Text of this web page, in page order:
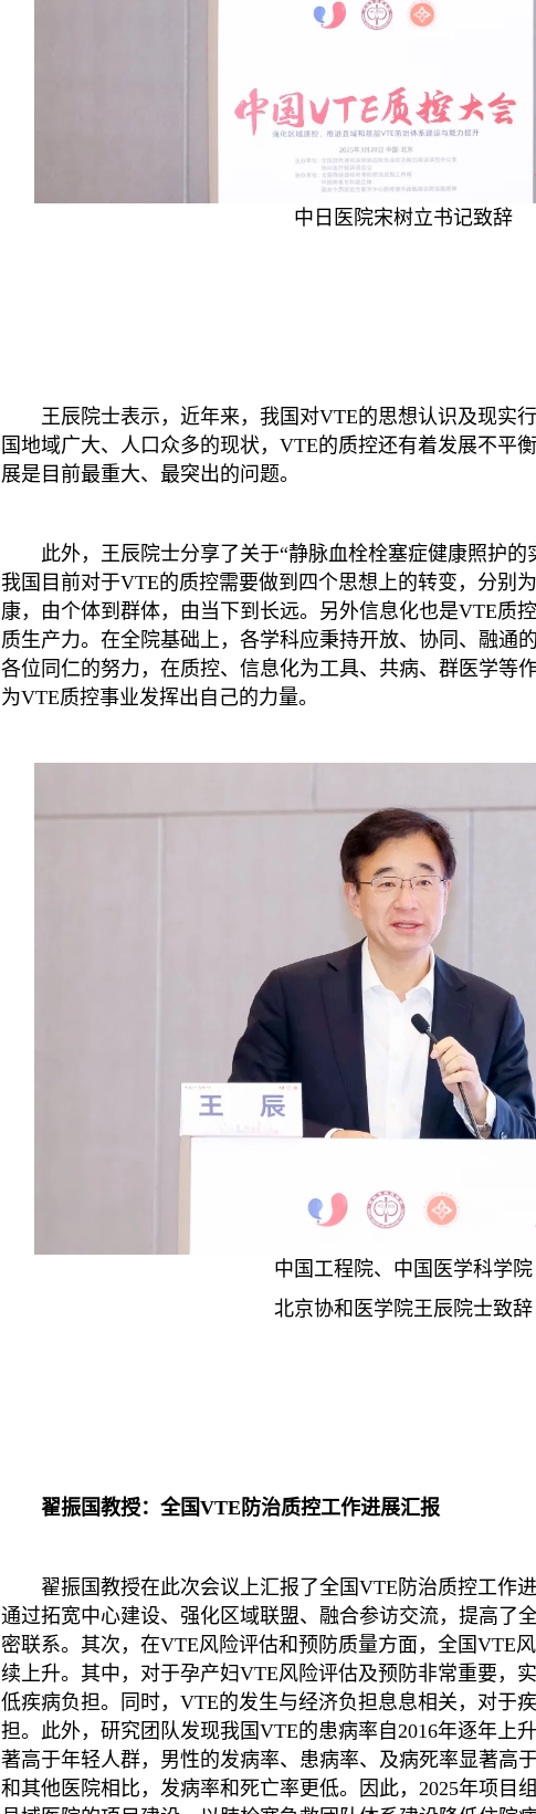
中日医院宋树立书记致辞
王辰院士表示，近年来，我国对VTE的思想认识及现实
国地域广大、人口众多的现状，VTE的质控还有着发展不平
展是目前最重大、最突出的问题。
此外，王辰院士分享了关于“静脉血栓栓塞症健康照护的
我国目前对于VTE的质控需要做到四个思想上的转变，分别
康，由个体到群体，由当下到长远。另外信息化也是VTE质
质生产力。在全院基础上，各学科应秉持开放、协同、融通
各位同仁的努力，在质控、信息化为工具、共病、群医学等
为VTE质控事业发挥出自己的力量。
中国工程院、中国医学科学院
北京协和医学院王辰院士致辞
翟振国教授：全国VTE防治质控工作进展汇报
翟振国教授在此次会议上汇报了全国VTE防治质控工作
通过拓宽中心建设、强化区域联盟、融合参访交流，提高了
密联系。其次，在VTE风险评估和预防质量方面，全国VTE
续上升。其中，对于孕产妇VTE风险评估及预防非常重要，
低疾病负担。同时，VTE的发生与经济负担息息相关，对于
担。此外，研究团队发现我国VTE的患病率自2016年逐年上
著高于年轻人群，男性的发病率、患病率、及病死率显著高
和其他医院相比，发病率和死亡率更低。因此，2025年项目